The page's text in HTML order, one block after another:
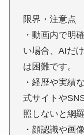
限界・注意点
・動画内で明
い場合、AIだ
は困難です。
・経歴や実績
式サイトや
照しないと網
・顔認識や画